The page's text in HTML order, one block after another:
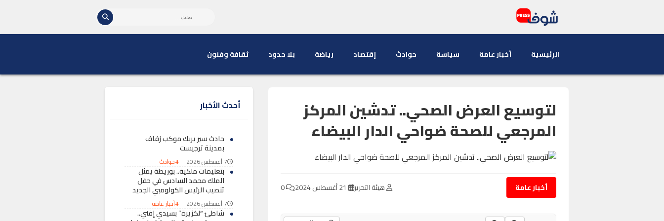
الرئيسية أخبار عامة سياسة حوادث إقتصاد رياضة بلا حدود ثقافة وفنون
لتوسيع العرض الصحي.. تدشين المركز
المرجعي للصحة ضواحي الدار البيضاء
أخبار عامة هيئة التحرير
أحدث الأخبار
حادث سير يربك موكب زفاف
بمدينة ترجيست
7 أغسطس 2026 #حوادث
بتعليمات ملكية.. بوريطة يمثل
الملك محمد السادس في حفل
تنصيب الرئيس الكولومبي الجديد
7 أغسطس 2026 #أخبار عامة
شاطئ “لكزيرة” بسيدي إفني..